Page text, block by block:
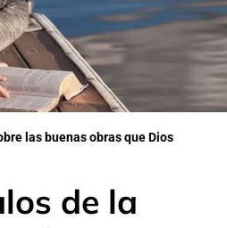
las buenas obras que Dios
de la